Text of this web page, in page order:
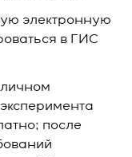
электронную
в ГИС
личном
после